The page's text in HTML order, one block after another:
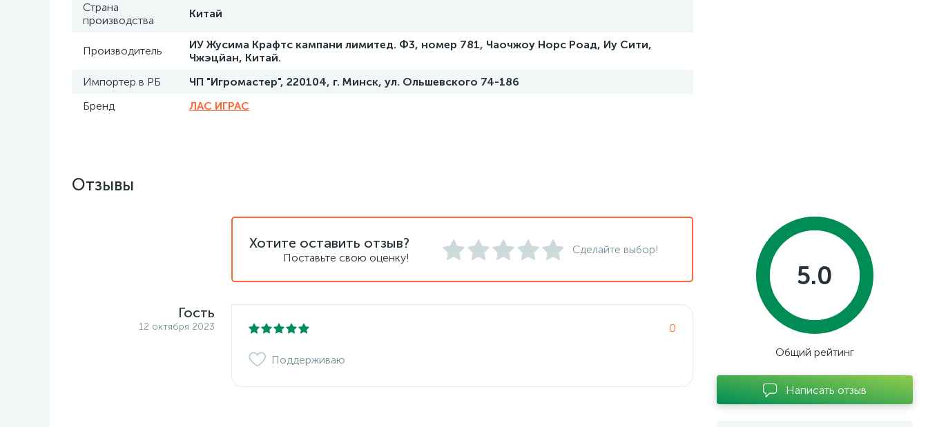
Страна
производства
Китай
Производитель
ИУ Жусима Крафтс кампани лимитед. Ф3, номер 781, Чаочжоу Норс Роад, Иу Сити,
Чжэцйан, Китай.
Импортер в РБ
ЧП "Игромастер", 220104, г. Минск, ул. Ольшевского 74-186
Бренд
ЛАС ИГРАС
Отзывы
Хотите оставить отзыв?
Поставьте свою оценку!
Сделайте выбор!
Гость
12 октября 2023 0
Поддерживаю
5.0
Общий рейтинг
Написать отзыв